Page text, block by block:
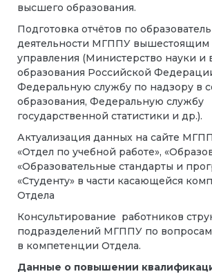
высшего образования.
Подготовка отчётов по
деятельности МГППУ вышестоящим
управления (Министерство науки и
образования Российской
Федеральную службу по надзору в
образования, Федеральную службу
государственной статистики и др.).
Актуализация данных на сайте
«Отдел по учебной работе»,
«Образовательные стандарты и
«Студенту» в части касающейся
Отдела
Консультирование работников
подразделений МГППУ по
в компетенции Отдела.
Данные о повышении